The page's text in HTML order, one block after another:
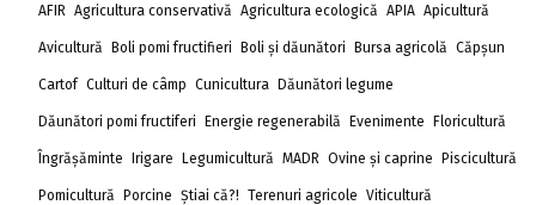
AFIR Agricultura conservativă Agricultura ecologică APIA Apicultură
Avicultură Boli pomi fructifieri Boli și dăunători Bursa agricolă Căpșun
Cartof Culturi de câmp Cunicultura Dăunători legume
Dăunători pomi fructiferi Energie regenerabilă Evenimente Floricultură
Îngrășăminte Irigare Legumicultură MADR Ovine și caprine Piscicultură
Pomicultură Porcine Știai că?! Terenuri agricole Viticultură